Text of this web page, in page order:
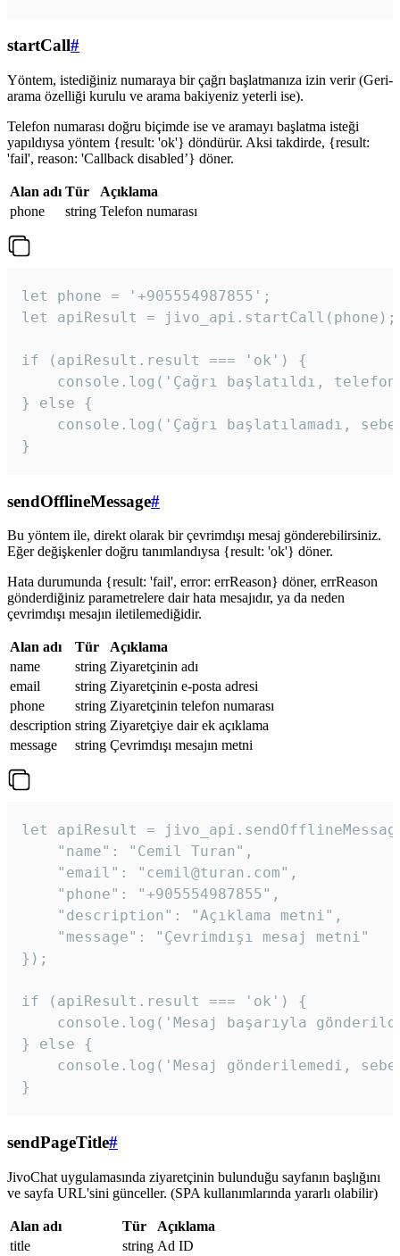
startCall#
Yöntem, istediğiniz numaraya bir çağrı başlatmanıza izin verir (Geri-
arama özelliği kurulu ve arama bakiyeniz yeterli ise).
Telefon numarası doğru biçimde ise ve aramayı başlatma isteği
yapıldıysa yöntem {result: 'ok'} döndürür. Aksi takdirde, {result:
'fail', reason: 'Callback disabled’} döner.
Alan adı Tür
Açıklama
phone
string Telefon numarası
let phone = '+905554987855';
let apiResult = jivo_api.startCall(phone);
if (apiResult.result === 'ok') {
console.log('Çağrı başlatıldı,
} else {
console.log('Çağrı başlatılamadı,
}
sendOfflineMessage#
Bu yöntem ile, direkt olarak bir çevrimdışı mesaj gönderebilirsiniz.
Eğer değişkenler doğru tanımlandıysa {result: 'ok'} döner.
Hata durumunda {result: 'fail', error: errReason} döner, errReason
gönderdiğiniz parametrelere dair hata mesajıdır, ya da neden
çevrimdışı mesajın iletilemediğidir.
Alan adı Tür
Açıklama
name
string Ziyaretçinin adı
email
string Ziyaretçinin e-posta adresi
phone
string Ziyaretçinin telefon numarası
description string Ziyaretçiye dair ek açıklama
message
string Çevrimdışı mesajın metni
let apiResult =
    "name": "Cemil Turan",
    "email": "cemil@turan.com",
    "phone": "+905554987855",
    "description": "Açıklama metni",
    "message": "Çevrimdışı mesaj metni"
});
if (apiResult.result === 'ok') {
console.log('Mesaj başarıyla
} else {
console.log('Mesaj gönderilemedi,
}
sendPageTitle#
JivoChat uygulamasında ziyaretçinin bulunduğu sayfanın başlığını
ve sayfa URL'sini günceller. (SPA kullanımlarında yararlı olabilir)
Alan adı Tür
Açıklama
title
string Ad ID